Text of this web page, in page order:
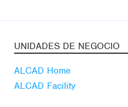
UNIDADES DE NEGOCIO
ALCAD Home
ALCAD Facility